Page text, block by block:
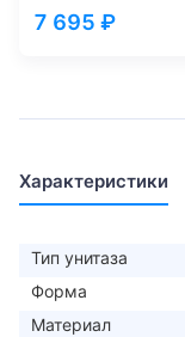
(10000003810)
7 695 ₽
Характеристики
Тип унитаза
Форма
Материал